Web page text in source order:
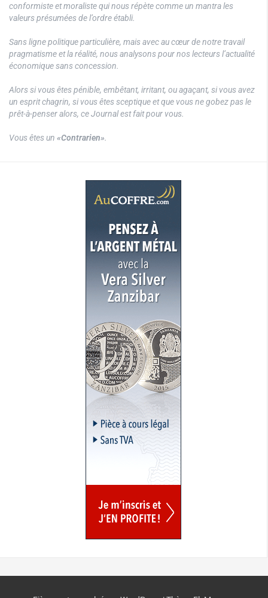
conformiste et moraliste qui nous répète comme un mantra les
valeurs présumées de l’ordre établi.
Sans ligne politique particulière, mais avec au cœur de notre travail
pragmatisme et la réalité, nous analysons pour nos lecteurs l’actualité
économique sans concession.
Alors si vous êtes pénible, embêtant, irritant, ou agaçant, si vous avez
un esprit chagrin, si vous êtes sceptique et que vous ne gobez pas le
prêt-à-penser alors, ce Journal est fait pour vous.
Vous êtes un «Contrarien».